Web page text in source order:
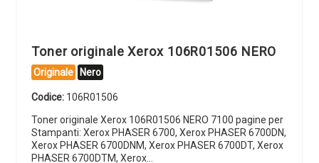
Toner originale Xerox 106R01506 NERO
Originale Nero
Codice: 106R01506
Toner originale Xerox 106R01506 NERO 7100 pagine per
Stampanti: Xerox PHASER 6700, Xerox PHASER 6700DN,
Xerox PHASER 6700DNM, Xerox PHASER 6700DT, Xerox
PHASER 6700DTM, Xerox…